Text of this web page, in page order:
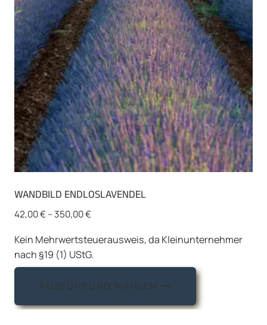
können
auf
der
Produktseite
gewählt
werden
WANDBILD ENDLOSLAVENDEL
42,00€–350,00€
Kein Mehrwertsteuerausweis, da Kleinunternehmer
nach §19 (1) UStG.
AUSFÜHRUNG WÄHLEN
Dieses
weist